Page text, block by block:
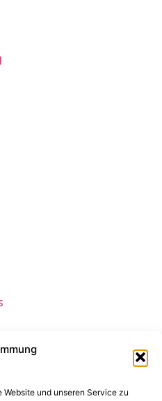
und unseren Service zu